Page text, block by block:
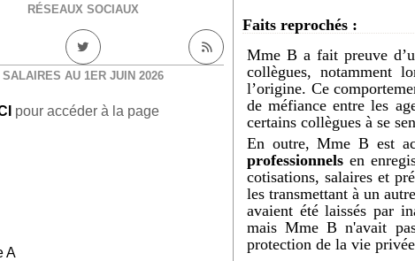
RÉSEAUX SOCIAUX
SALAIRES AU 1ER JUIN 2026
pour accéder à la page
A
Faits reprochés :
Mme B a fait preuve
collègues, notamment
l’origine. Ce
de méfiance entre les
certains collègues à se
En outre, Mme B est
professionnels en
cotisations, salaires et
les transmettant à un
avaient été laissés par
mais Mme B n'avait
protection de la vie